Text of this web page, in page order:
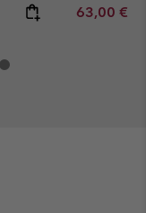
Minimum
63,00 €